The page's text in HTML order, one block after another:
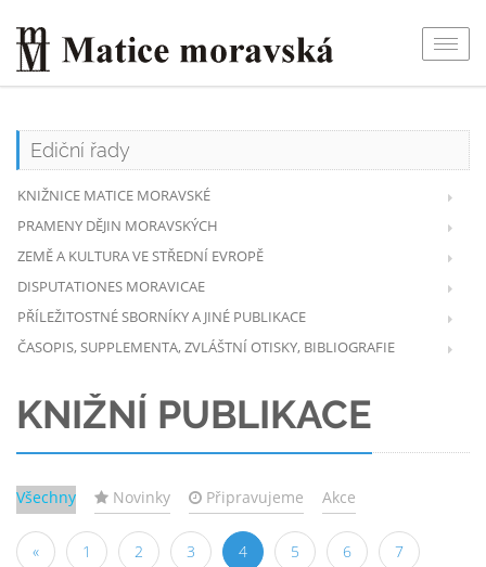
Ediční řady
KNIŽNICE MATICE MORAVSKÉ
PRAMENY DĚJIN MORAVSKÝCH
ZEMĚ A KULTURA VE STŘEDNÍ EVROPĚ
DISPUTATIONES MORAVICAE
PŘÍLEŽITOSTNÉ SBORNÍKY A JINÉ PUBLIKACE
ČASOPIS, SUPPLEMENTA, ZVLÁŠTNÍ OTISKY, BIBLIOGRAFIE
KNIŽNÍ PUBLIKACE
Všechny Novinky Připravujeme Akce
« 1 2 3 4 5 6
7